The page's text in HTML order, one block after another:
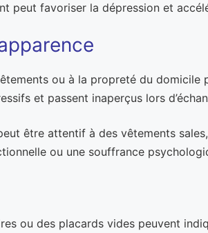
peut favoriser la dépression et
ou à la propreté du
et passent inaperçus lors
être attentif à des vêtements
ou une souffrance
ou des placards vides peuvent